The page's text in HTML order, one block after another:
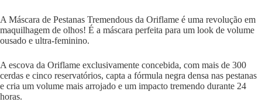
A Máscara de Pestanas Tremendous da Oriflame é uma revolução em
maquilhagem de olhos! É a máscara perfeita para um look de volume
ousado e ultra-feminino.
A escova da Oriflame exclusivamente concebida, com mais de 300
cerdas e cinco reservatórios, capta a fórmula negra densa nas pestanas
e cria um volume mais arrojado e um impacto tremendo durante 24
horas.